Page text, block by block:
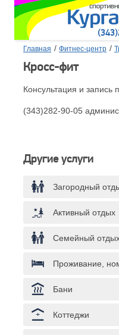
Главная / Фитнес-центр /
Кросс-фит
Консультация и запись
(343)282-90-05
Другие услуги
Загородный
Активный отдых
Семейный
Проживание,
Бани
Коттеджи